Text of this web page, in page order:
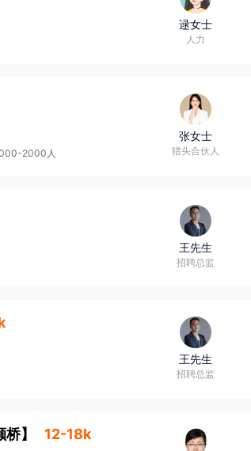
逯女士
人力
2000人
张女士
猎头合伙人
王先生
招聘总监
王先生
招聘总监
桥】 12-18k